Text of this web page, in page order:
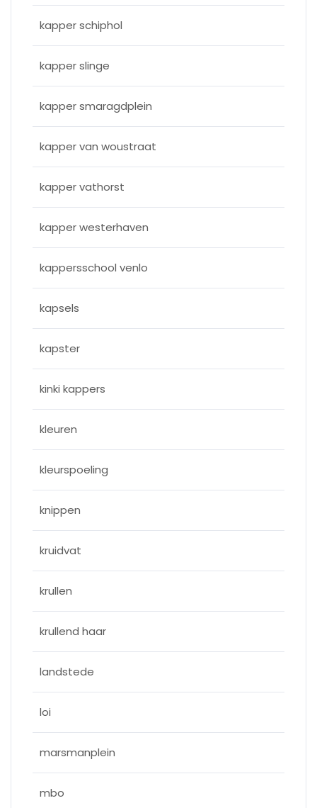
kapper schiphol
kapper slinge
kapper smaragdplein
kapper van woustraat
kapper vathorst
kapper westerhaven
kappersschool venlo
kapsels
kapster
kinki kappers
kleuren
kleurspoeling
knippen
kruidvat
krullen
krullend haar
landstede
loi
marsmanplein
mbo